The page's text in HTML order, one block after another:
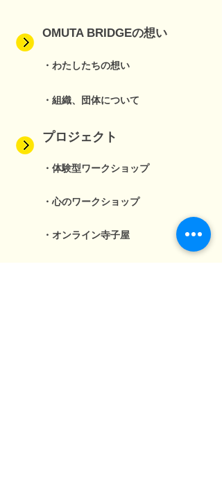
OMUTA BRIDGEの想い
・わたしたちの想い
・組織、団体について
プロジェクト
・体験型ワークショップ
・心のワークショップ
・オンライン寺子屋